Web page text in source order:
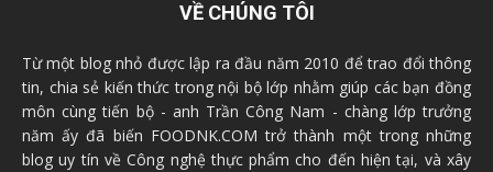
VỀ CHÚNG TÔI
Từ một blog nhỏ được lập ra đầu năm 2010 để trao đổi thông
tin, chia sẻ kiến thức trong nội bộ lớp nhằm giúp các bạn đồng
môn cùng tiến bộ - anh Trần Công Nam - chàng lớp trưởng
năm ấy đã biến FOODNK.COM trở thành một trong những
blog uy tín về Công nghệ thực phẩm cho đến hiện tại, và xây